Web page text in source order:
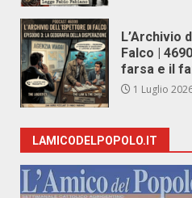
L’Archivio
Falco |
farsa e il
1 Luglio
LAMICODELPOPOLO.IT